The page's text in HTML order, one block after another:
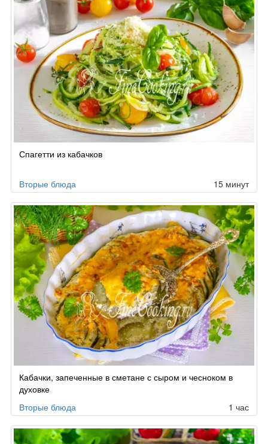
Спагетти из кабачков
Вторые блюда 15 минут
Кабачки, запеченные в сметане с сыром и чесноком в
духовке
Вторые блюда
1 час